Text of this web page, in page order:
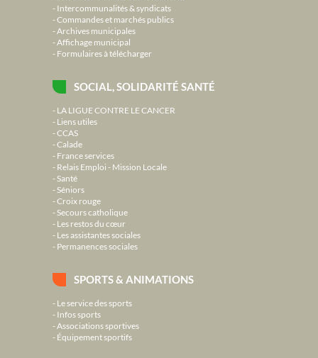
Intercommunalités & syndicats
Commandes et marchés publics
Archives municipales
Affichage municipal
Formulaires à télécharger
SOCIAL, SOLIDARITÉ SANTÉ
LA LIGUE CONTRE LE CANCER
Liens utiles
CCAS
Calade
France services
Relais Emploi - Mission Locale
Santé
Séniors
Croix rouge
Secours catholique
Les restos du cœur
Les assistantes sociales
Permanences sociales
SPORTS & ANIMATIONS
Le service des sports
Infos sports
Associations sportives
Équipement sportifs